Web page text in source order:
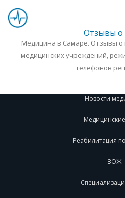
Отзывы о
Медицина в Самаре. Отзывы о
медицинских учреждений,
телефонов
Новости
Реабилитация
ЗОЖ